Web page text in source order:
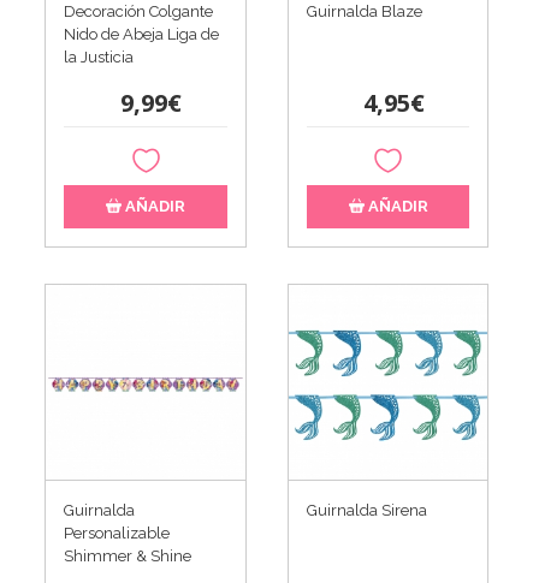
Decoración Colgante
Nido de Abeja Liga de
la Justicia
9,99€
AÑADIR
Guirnalda Blaze
4,95€
AÑADIR
Guirnalda
Personalizable
Shimmer & Shine
Guirnalda Sirena